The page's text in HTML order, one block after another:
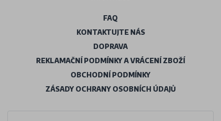
FAQ
KONTAKTUJTE NÁS
DOPRAVA
REKLAMAČNÍ PODMÍNKY A VRÁCENÍ ZBOŽÍ
OBCHODNÍ PODMÍNKY
ZÁSADY OCHRANY OSOBNÍCH ÚDAJŮ